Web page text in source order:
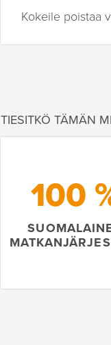
Kokeile poistaa
TIESITKÖ TÄMÄN
100